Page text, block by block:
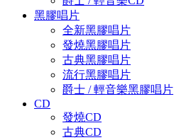
黑膠唱片
全新黑膠唱片
發燒黑膠唱片
古典黑膠唱片
流行黑膠唱片
爵士 / 輕音樂黑膠唱片
CD
發燒CD
古典CD